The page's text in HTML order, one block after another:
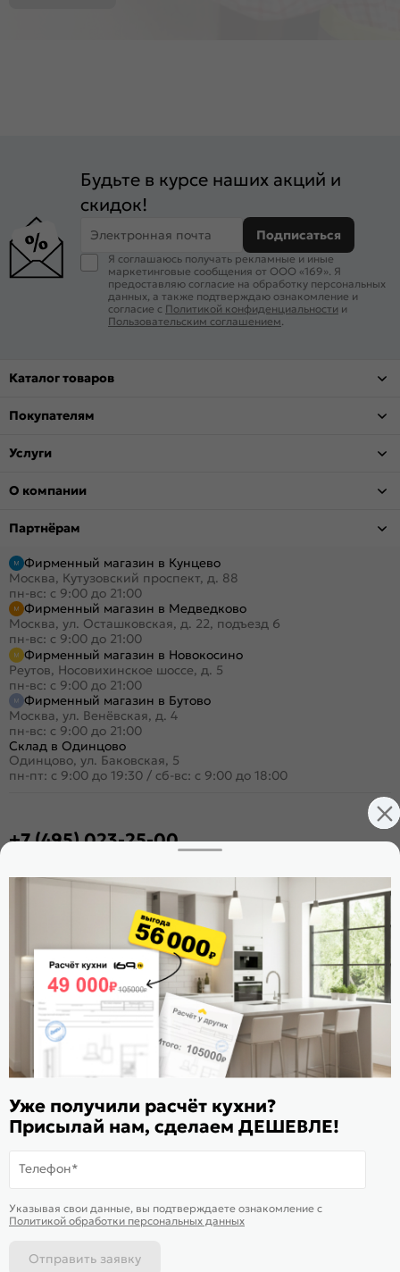
Будьте в курсе наших акций и
скидок!
Электронная почта Подписаться
Я соглашаюсь получать рекламные и иные
маркетинговые сообщения от ООО «169». Я
предоставляю согласие на обработку персональных
данных, а также подтверждаю ознакомление и
согласие с Политикой конфиденциальности и
Пользовательским соглашением
Каталог товаров
Покупателям
Услуги
О компании
Партнёрам
Фирменный магазин в Кунцево
Москва, Кутузовский проспект, д. 88
пн-вс: с 9:00 до 21:00
Фирменный магазин в Медведково
Москва, ул. Осташковская, д. 22, подъезд 6
пн-вс: с 9:00 до 21:00
Фирменный магазин в Новокосино
Реутов, Носовихинское шоссе, д. 5
пн-вс: с 9:00 до 21:00
Фирменный магазин в Бутово
Москва, ул. Венёвская, д. 4
пн-вс: с 9:00 до 21:00
Склад в Одинцово
Одинцово, ул. Баковская, 5
пн-пт: с 9:00 до 19:30 / сб-вс: с 9:00 до 18:00
+7 (495) 023-25-00
Расскажите о нас
Поделиться
Оцените магазин
ИКС 1180
© 2015—2026 Интернет-магазин мебели Mebel169.ru
Пользовательское соглашение
Политика обработки персональных данных
Карта сайта
технологии
Уже получили расчёт кухни?
Присылай нам, сделаем ДЕШЕВЛЕ!
Телефон*
Указывая свои данные, вы подтверждаете ознакомление c
Политикой обработки персональных данных
Отправить заявку